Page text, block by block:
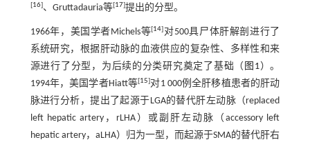
[16]、Gruttadauria等[17]提出的分型。
1966年，美国学者Michels等[14] 对500具尸体肝解剖进行了
系统研究，根据肝动脉的血液供应的复杂性、多样性和来
源进行了分型，为后续的分类研究奠定了基础（ 图1）。
1994年，美国学者Hiatt等[15]对1 000例全肝移植患者的肝动
脉进行分析，提出了起源于LGA的替代肝左动脉（replaced
left hepatic artery，rLHA）或副肝左动脉（accessory left
hepatic artery，aLHA）归为一型，而起源于SMA的替代肝右